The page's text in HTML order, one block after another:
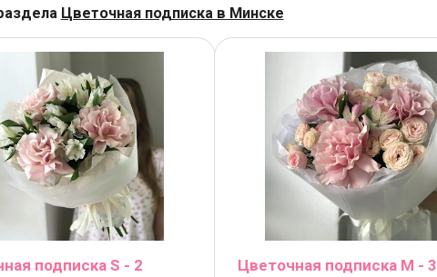
Цветочная подписка в Минске
подписка S - 2
Цветочная подписка М - 3